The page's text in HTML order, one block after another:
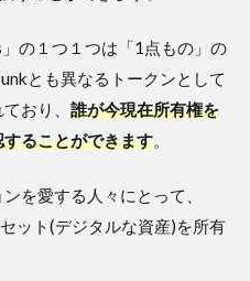
の１つ１つは「1点もの」の
とも異なるトークンとして
おり、 誰が今現在所有権を
ることができます。
を愛する人々にとって、
ット(デジタルな資産)を所有